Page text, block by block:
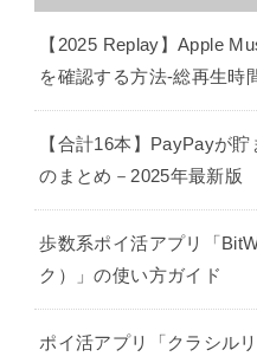
【2025 Replay】Apple
を確認する方法-総再生時
【合計16本】PayPayが
のまとめ－2025年最新版
歩数系ポイ活アプリ「
ク）」の使い方ガイド
ポイ活アプリ「クラシル